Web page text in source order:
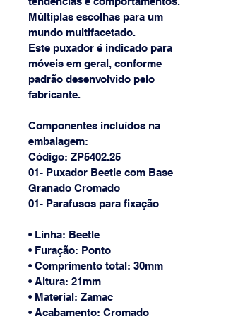
Múltiplas escolhas para um
mundo multifacetado.
Este puxador é indicado para
móveis em geral, conforme
padrão desenvolvido pelo
fabricante.
Componentes incluídos na
embalagem:
Código: ZP5402.25
01- Puxador Beetle com Base
Granado Cromado
01- Parafusos para fixação
• Linha: Beetle
• Furação: Ponto
• Comprimento total: 30mm
• Altura: 21mm
• Material: Zamac
• Acabamento: Cromado